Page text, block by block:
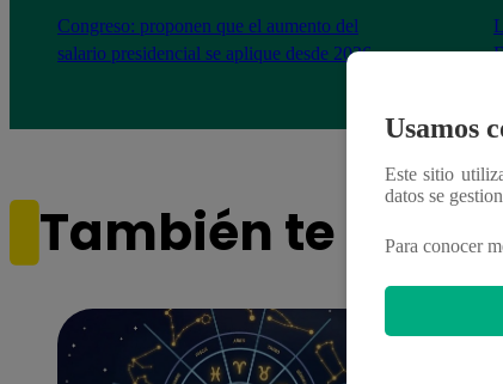
Congreso: proponen que el aumento del
salario presidencial se aplique desde 2026
También te
Usamos
Este sitio
datos se
Para conocer